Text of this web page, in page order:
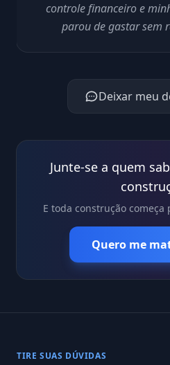
controle financeiro e
parou de gastar sem
Deixar meu
Junte-se a quem
E toda construção começa
Quero me
TIRE SUAS DÚVIDAS